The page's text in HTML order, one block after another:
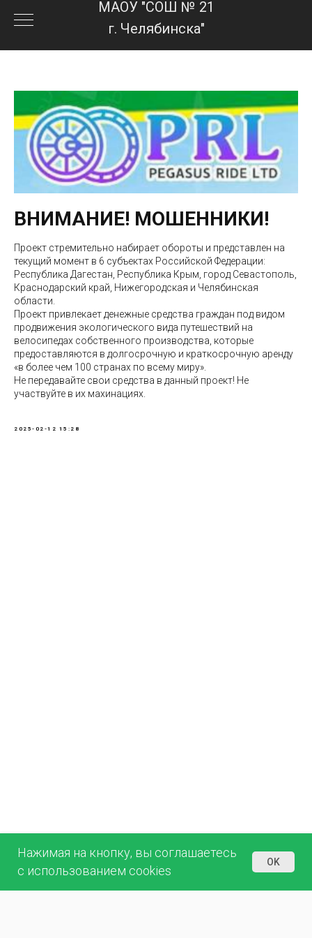
МАОУ "СОШ № 21
г. Челябинска"
Нажимая на кнопку, вы соглашаетесь
с использованием cookies
OK
ВНИМАНИЕ! МОШЕННИКИ!
Проект стремительно набирает обороты и представлен на
текущий момент в 6 субъектах Российской Федерации:
Республика Дагестан, Республика Крым, город Севастополь,
Краснодарский край, Нижегородская и Челябинская
области.
Проект привлекает денежные средства граждан под видом
продвижения экологического вида путешествий на
велосипедах собственного производства, которые
предоставляются в долгосрочную и краткосрочную аренду
«в более чем 100 странах по всему миру».
Не передавайте свои средства в данный проект! Не
участвуйте в их махинациях.
2025-02-12 15:28